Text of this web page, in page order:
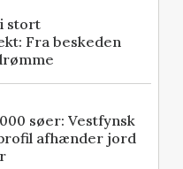
stort
Fra beskeden
søer: Vestfynsk
afhænder jord